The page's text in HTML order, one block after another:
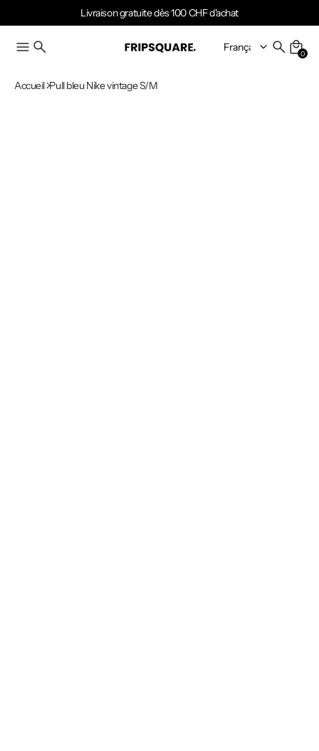
Livraison gratuite dès 100 CHF d'achat
0
Accueil Pull bleu Nike vintage S/M